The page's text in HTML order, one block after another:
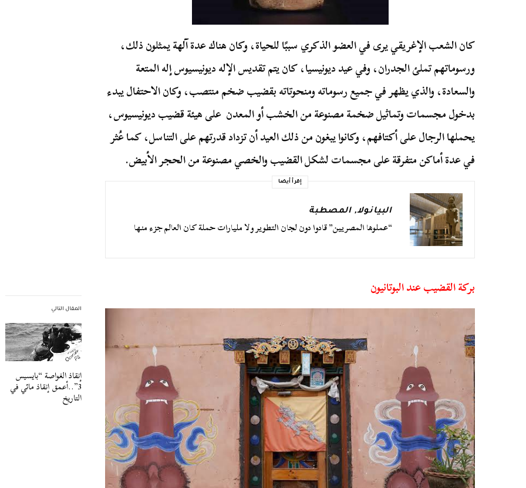
المقال التالي
إنقاذ الغواصة “بايسيس
3”..أعمق إنقاذ مائي في
التاريخ
كان الشعب الإغريقي يرى في العضو الذكري سببًا للحياة، وكان هناك عدة آلهة يمثلون ذلك،
ورسوماتهم تملئ الجدران، وفي عيد ديونيسيا، كان يتم تقديس الإله ديونيسيوس إله المتعة
والسعادة، والذي يظهر في جميع رسوماته ومنحوتاته بقضيب ضخم منتصب، وكان الاحتفال يبدء
بدخول مجسمات وتماثيل ضخمة مصنوعة من الخشب أو المعدن على هيئة قضيب ديونيسيوس،
يحملها الرجال على أكتافهم، وكانوا يبغون من ذلك العيد أن تزداد قدرتهم على التناسل، كما عُثر
في عدة أماكن متفرقة على مجسمات لشكل القضيب والخصي مصنوعة من الحجر الأبيض.
إقرأ أيضا
البيانولا,المصطبة
“عملوها المصريين” قادوا دون لجان التطوير ولا مليارات حملة كان العالم جزء منها
بركة القضيب عند البوتانيون